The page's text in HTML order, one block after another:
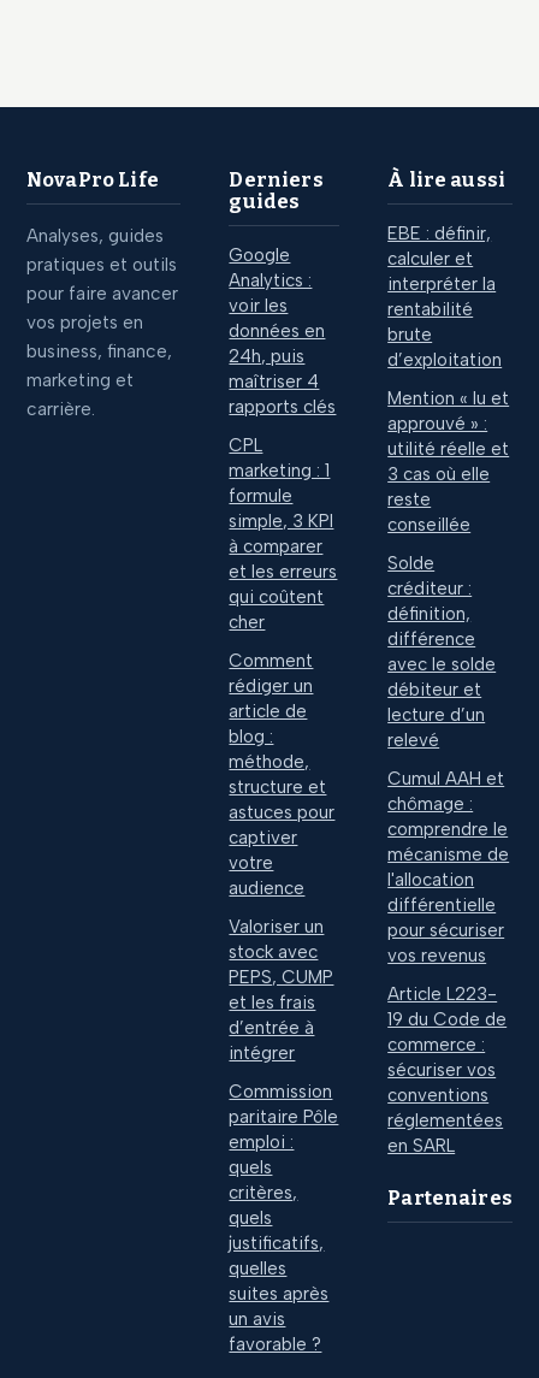
NovaPro Life
Analyses, guides
pratiques et outils
pour faire avancer
vos projets en
business, finance,
marketing et
carrière.
Derniers
guides
Google
Analytics :
voir les
données en
24h, puis
maîtriser 4
rapports clés
CPL
marketing : 1
formule
simple, 3 KPI
à comparer
et les erreurs
qui coûtent
cher
Comment
rédiger un
article de
blog :
méthode,
structure et
astuces pour
captiver
votre
audience
Valoriser un
stock avec
PEPS, CUMP
et les frais
d’entrée à
intégrer
Commission
paritaire Pôle
emploi :
quels
critères,
quels
justificatifs,
quelles
suites après
un avis
favorable ?
À lire aussi
EBE : définir,
calculer et
interpréter la
rentabilité
brute
d’exploitation
Mention « lu et
approuvé » :
utilité réelle et
3 cas où elle
reste
conseillée
Solde
créditeur :
définition,
différence
avec le solde
débiteur et
lecture d’un
relevé
Cumul AAH et
chômage :
comprendre le
mécanisme de
l'allocation
différentielle
pour sécuriser
vos revenus
Article L223-
19 du Code de
commerce :
sécuriser vos
conventions
réglementées
en SARL
Partenaires